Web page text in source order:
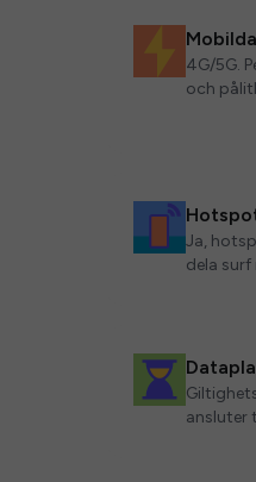
4G/5G.
och
Ja,
dela
ansluter